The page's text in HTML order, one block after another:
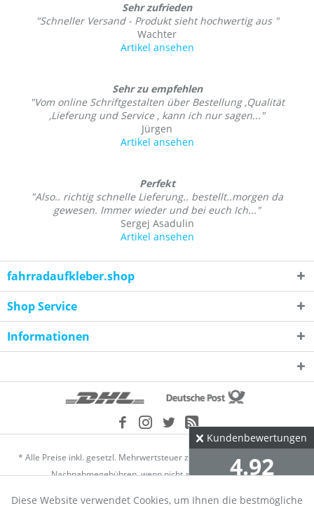
Kundenbewertungen
4.92
∅ aus 2304 Bewertungen
Sehr zufrieden
"Schneller Versand - Produkt sieht hochwertig aus "
Wachter
Artikel ansehen
Sehr zu empfehlen
"Vom online Schriftgestalten über Bestellung ,Qualität
,Lieferung und Service , kann ich nur sagen..."
Jürgen
Artikel ansehen
Perfekt
"Also.. richtig schnelle Lieferung.. bestellt..morgen da
gewesen. Immer wieder und bei euch Ich..."
Sergej Asadulin
Artikel ansehen
fahrradaufkleber.shop
Shop Service
Informationen
* Alle Preise inkl. gesetzl. Mehrwertsteuer zzgl. Versandkosten und ggf.
Nachnahmegebühren, wenn nicht anders beschrieben
Händler-Login Über uns Kontakt Datenschutz
Diese Website verwendet Cookies, um Ihnen die bestmögliche